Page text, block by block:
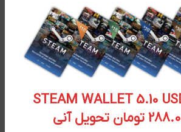
STEAM WALLET 5.10